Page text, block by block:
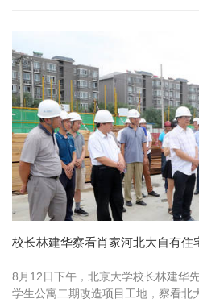
校长林建华察看肖家河北大自有住
8月12日下午，北京大学校长林建华
学生公寓二期改造项目工地，察看北